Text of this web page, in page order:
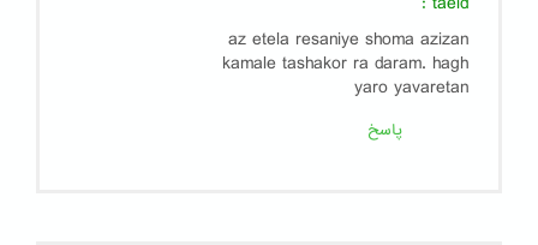
az etela resaniye shoma azizan
kamale tashakor ra daram. hagh
yaro yavaretan
پاسخ